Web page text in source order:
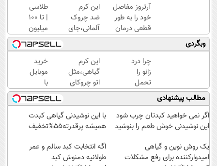
آرتروز مفاصل
خود را به طور
قطعی درمان
کنید!
◗پرسش‌نامه◖
این کرم
ضد چروک
آلمانی،جای
بوتاکس رو
برات پر
میکنه!
تخفیف تا
امشب
طلاسی
| تا 100
میلیون
وام
آنی
خرید
طلا💰
ثبت
نام
کن!
وبگردی
چرا درد
زانو را
تحمل
می‌کنی؟
خیلی
ساده
درمنزل
کن
این کرم
گیاهی،مثل
اتو چروکای
پوستتوصاف
میکنه!50%تخفیف
خرید
موبایل
با
اسنپ
پی | در
۴
قسط
سود و
مطالب پیشنهادی
اگر نمی خواهید کبدتان چرب شود
این نوشیدنی خوش طعم را بنوشید
با این نوشیدنی گیاهی کبدت
همیشه پرقدرته55%تخفیف
یک روش نوین و گیاهی
امیدوارکننده برای رفع مشکلات
اگه انتخابت کبد سالم و عمر
طولانیه دمنوش کبد